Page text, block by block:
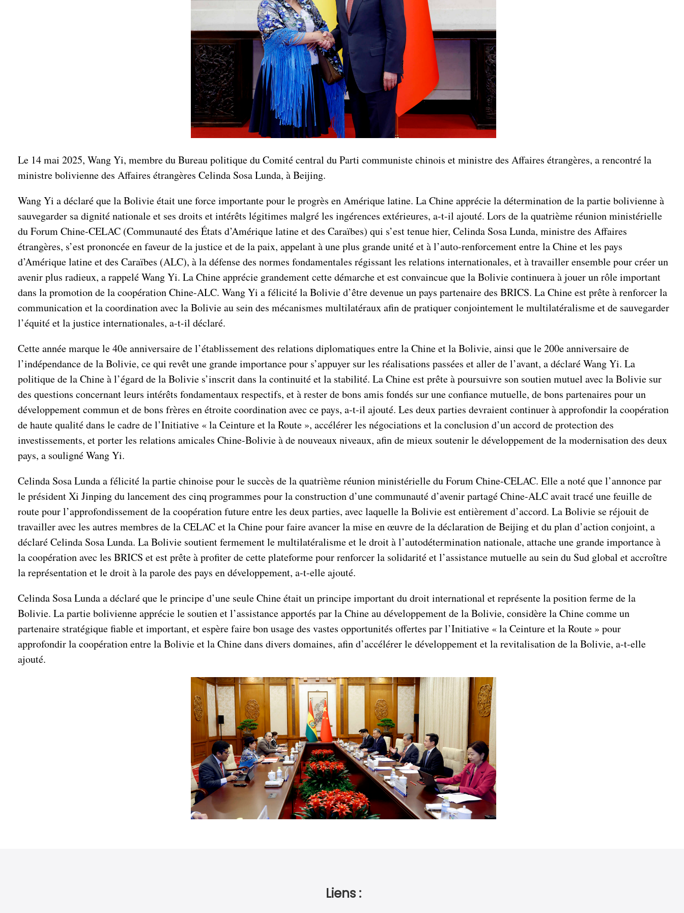
Le 14 mai 2025, Wang Yi, membre du Bureau politique du Comité central du Parti communiste chinois et ministre des Affaires étrangères, a rencontré la
ministre bolivienne des Affaires étrangères Celinda Sosa Lunda, à Beijing.
Wang Yi a déclaré que la Bolivie était une force importante pour le progrès en Amérique latine. La Chine apprécie la détermination de la partie bolivienne à
sauvegarder sa dignité nationale et ses droits et intérêts légitimes malgré les ingérences extérieures, a-t-il ajouté. Lors de la quatrième réunion ministérielle
du Forum Chine-CELAC (Communauté des États d’Amérique latine et des Caraïbes) qui s’est tenue hier, Celinda Sosa Lunda, ministre des Affaires
étrangères, s’est prononcée en faveur de la justice et de la paix, appelant à une plus grande unité et à l’auto-renforcement entre la Chine et les pays
d’Amérique latine et des Caraïbes (ALC), à la défense des normes fondamentales régissant les relations internationales, et à travailler ensemble pour créer un
avenir plus radieux, a rappelé Wang Yi. La Chine apprécie grandement cette démarche et est convaincue que la Bolivie continuera à jouer un rôle important
dans la promotion de la coopération Chine-ALC. Wang Yi a félicité la Bolivie d’être devenue un pays partenaire des BRICS. La Chine est prête à renforcer la
communication et la coordination avec la Bolivie au sein des mécanismes multilatéraux afin de pratiquer conjointement le multilatéralisme et de sauvegarder
l’équité et la justice internationales, a-t-il déclaré.
Cette année marque le 40e anniversaire de l’établissement des relations diplomatiques entre la Chine et la Bolivie, ainsi que le 200e anniversaire de
l’indépendance de la Bolivie, ce qui revêt une grande importance pour s’appuyer sur les réalisations passées et aller de l’avant, a déclaré Wang Yi. La
politique de la Chine à l’égard de la Bolivie s’inscrit dans la continuité et la stabilité. La Chine est prête à poursuivre son soutien mutuel avec la Bolivie sur
des questions concernant leurs intérêts fondamentaux respectifs, et à rester de bons amis fondés sur une confiance mutuelle, de bons partenaires pour un
développement commun et de bons frères en étroite coordination avec ce pays, a-t-il ajouté. Les deux parties devraient continuer à approfondir la coopération
de haute qualité dans le cadre de l’Initiative « la Ceinture et la Route », accélérer les négociations et la conclusion d’un accord de protection des
investissements, et porter les relations amicales Chine-Bolivie à de nouveaux niveaux, afin de mieux soutenir le développement de la modernisation des deux
pays, a souligné Wang Yi.
Celinda Sosa Lunda a félicité la partie chinoise pour le succès de la quatrième réunion ministérielle du Forum Chine-CELAC. Elle a noté que l’annonce par
le président Xi Jinping du lancement des cinq programmes pour la construction d’une communauté d’avenir partagé Chine-ALC avait tracé une feuille de
route pour l’approfondissement de la coopération future entre les deux parties, avec laquelle la Bolivie est entièrement d’accord. La Bolivie se réjouit de
travailler avec les autres membres de la CELAC et la Chine pour faire avancer la mise en œuvre de la déclaration de Beijing et du plan d’action conjoint, a
déclaré Celinda Sosa Lunda. La Bolivie soutient fermement le multilatéralisme et le droit à l’autodétermination nationale, attache une grande importance à
la coopération avec les BRICS et est prête à profiter de cette plateforme pour renforcer la solidarité et l’assistance mutuelle au sein du Sud global et accroître
la représentation et le droit à la parole des pays en développement, a-t-elle ajouté.
Celinda Sosa Lunda a déclaré que le principe d’une seule Chine était un principe important du droit international et représente la position ferme de la
Bolivie. La partie bolivienne apprécie le soutien et l’assistance apportés par la Chine au développement de la Bolivie, considère la Chine comme un
partenaire stratégique fiable et important, et espère faire bon usage des vastes opportunités offertes par l’Initiative « la Ceinture et la Route » pour
approfondir la coopération entre la Bolivie et la Chine dans divers domaines, afin d’accélérer le développement et la revitalisation de la Bolivie, a-t-elle
ajouté.
Liens :